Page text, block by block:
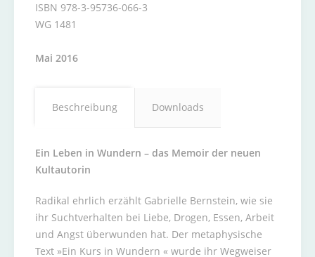
ISBN 978-3-95736-066-3
WG 1481
Mai 2016
Beschreibung Downloads
Ein Leben in Wundern – das Memoir der neuen
Kultautorin
Radikal ehrlich erzählt Gabrielle Bernstein, wie sie
ihr Suchtverhalten bei Liebe, Drogen, Essen, Arbeit
und Angst überwunden hat. Der metaphysische
Text »Ein Kurs in Wundern « wurde ihr Wegweiser